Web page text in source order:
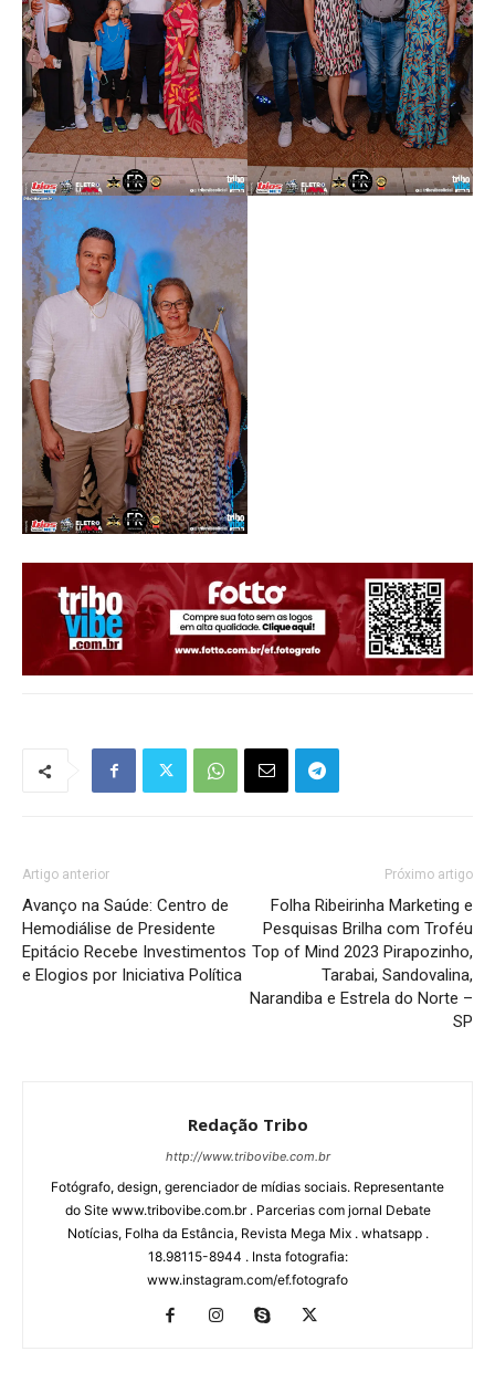
Artigo anterior
Avanço na Saúde: Centro de
Hemodiálise de Presidente
Epitácio Recebe Investimentos
e Elogios por Iniciativa Política
Próximo artigo
Folha Ribeirinha Marketing e
Pesquisas Brilha com Troféu
Top of Mind 2023 Pirapozinho,
Tarabai, Sandovalina,
Narandiba e Estrela do Norte –
SP
Redação Tribo
http://www.tribovibe.com.br
Fotógrafo, design, gerenciador de mídias sociais. Representante
do Site www.tribovibe.com.br . Parcerias com jornal Debate
Notícias, Folha da Estância, Revista Mega Mix . whatsapp .
18.98115-8944 . Insta fotografia:
www.instagram.com/ef.fotografo